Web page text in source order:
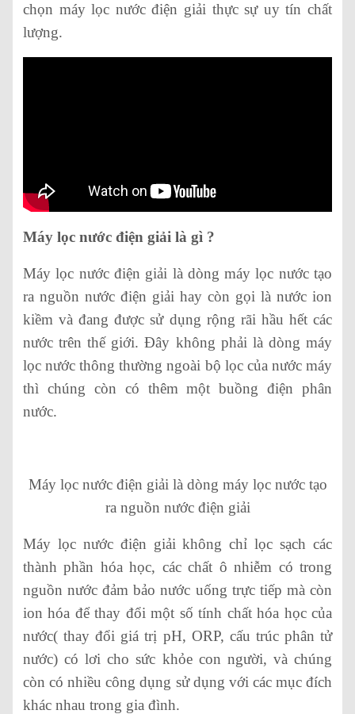
chọn máy lọc nước điện giải thực sự uy tín chất
lượng.
Máy lọc nước điện giải là gì ?
Máy lọc nước điện giải là dòng máy lọc nước tạo
ra nguồn nước điện giải hay còn gọi là nước ion
kiềm và đang được sử dụng rộng rãi hầu hết các
nước trên thế giới. Đây không phải là dòng máy
lọc nước thông thường ngoài bộ lọc của nước máy
thì chúng còn có thêm một buồng điện phân
nước.
Máy lọc nước điện giải là dòng máy lọc nước tạo
ra nguồn nước điện giải
Máy lọc nước điện giải không chỉ lọc sạch các
thành phần hóa học, các chất ô nhiễm có trong
nguồn nước đảm bảo nước uống trực tiếp mà còn
ion hóa để thay đổi một số tính chất hóa học của
nước( thay đổi giá trị pH, ORP, cấu trúc phân tử
nước) có lơi cho sức khỏe con người, và chúng
còn có nhiều công dụng sử dụng với các mục đích
khác nhau trong gia đình.